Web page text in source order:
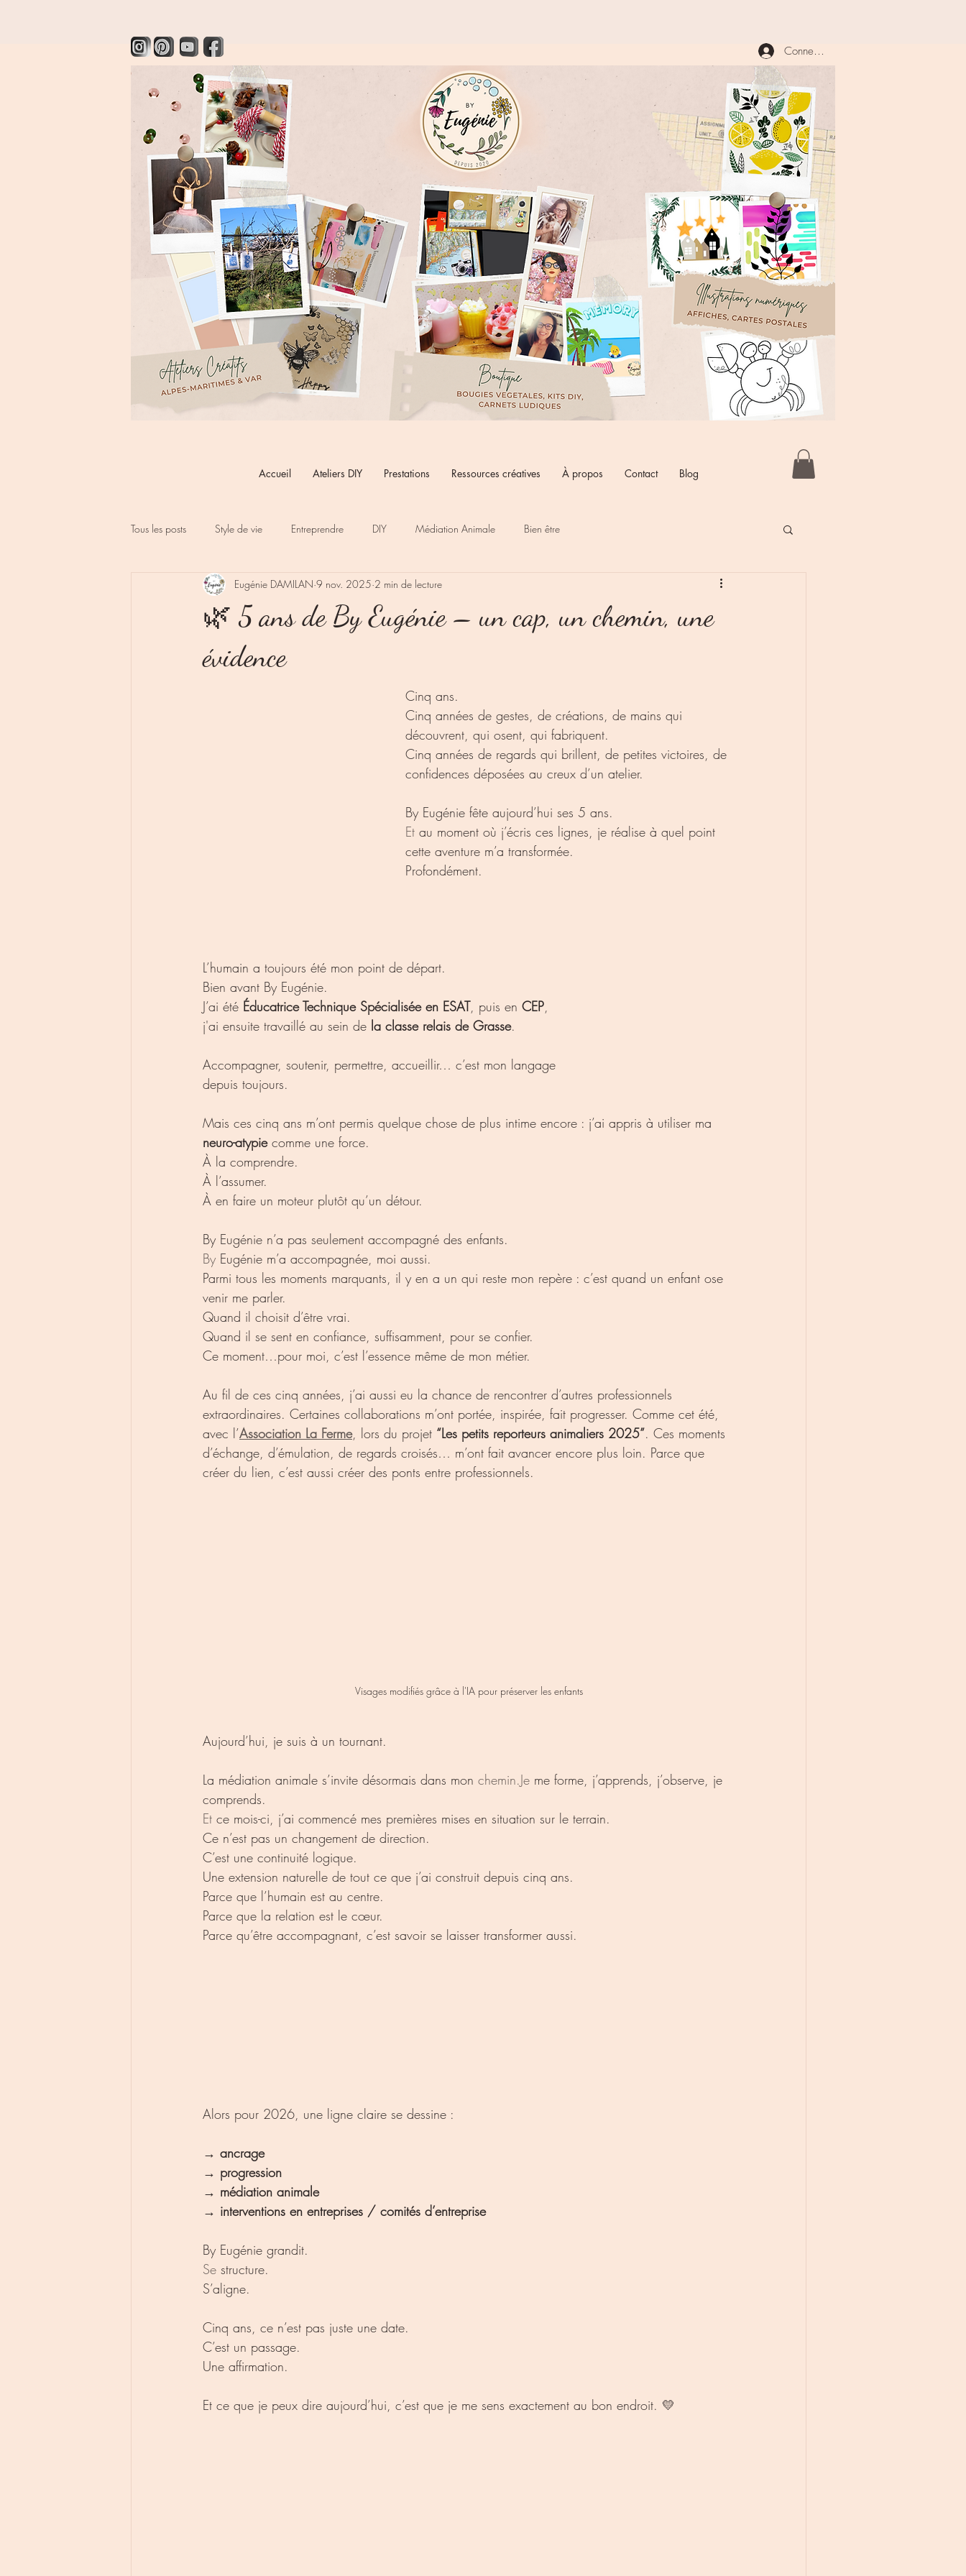
Connexion
Accueil Ateliers DIY Prestations Ressources créatives À propos Contact Blog
Tous les posts Style de vie Entreprendre DIY Médiation Animale Bien être
🌿 5 ans de By Eugénie – un cap, un chemin, une
évidence
Eugénie DAMILAN 9 nov. 2025 2 min de lecture
Cinq ans.
Cinq années de gestes, de créations, de mains qui
découvrent, qui osent, qui fabriquent.
Cinq années de regards qui brillent, de petites victoires, de
confidences déposées au creux d’un atelier.
By Eugénie fête aujourd’hui ses 5 ans.
Et au moment où j’écris ces lignes, je réalise à quel point
cette aventure m’a transformée.
Profondément.
L’humain a toujours été mon point de départ.
Bien avant By Eugénie.
J’ai été Éducatrice Technique Spécialisée en ESAT, puis en CEP
j'ai ensuite travaillé au sein de la classe relais de Grasse.
Accompagner, soutenir, permettre, accueillir… c’est mon langage
depuis toujours.
Mais ces cinq ans m’ont permis quelque chose de plus intime encore : j’ai appris à utiliser ma
neuro-atypie comme une force.
À la comprendre.
À l’assumer.
À en faire un moteur plutôt qu’un détour.
By Eugénie n’a pas seulement accompagné des enfants.
By Eugénie m’a accompagnée, moi aussi.
Parmi tous les moments marquants, il y en a un qui reste mon repère : c’est quand un enfant ose
venir me parler.
Quand il choisit d’être vrai.
Quand il se sent en confiance, suffisamment, pour se confier.
Ce moment…pour moi, c’est l’essence même de mon métier.
Au fil de ces cinq années, j’ai aussi eu la chance de rencontrer d’autres professionnels
extraordinaires. Certaines collaborations m’ont portée, inspirée, fait progresser. Comme cet été,
avec l’Association La Ferme, lors du projet “Les petits reporteurs animaliers 2025”. Ces moments
d’échange, d’émulation, de regards croisés… m’ont fait avancer encore plus loin. Parce que
créer du lien, c’est aussi créer des ponts entre professionnels.
Visages modifiés grâce à l'IA pour préserver les enfants
Aujourd’hui, je suis à un tournant.
La médiation animale s’invite désormais dans mon chemin.Je me forme, j’apprends, j’observe, je
comprends.
Et ce mois-ci, j’ai commencé mes premières mises en situation sur le terrain.
Ce n’est pas un changement de direction.
C’est une continuité logique.
Une extension naturelle de tout ce que j’ai construit depuis cinq ans.
Parce que l’humain est au centre.
Parce que la relation est le cœur.
Parce qu’être accompagnant, c’est savoir se laisser transformer aussi.
Alors pour 2026, une ligne claire se dessine :
→ ancrage
→ progression
→ médiation animale
→ interventions en entreprises / comités d’entreprise
By Eugénie grandit.
Se structure.
S’aligne.
Cinq ans, ce n’est pas juste une date.
C’est un passage.
Une affirmation.
Et ce que je peux dire aujourd’hui, c’est que je me sens exactement au bon endroit. 💛